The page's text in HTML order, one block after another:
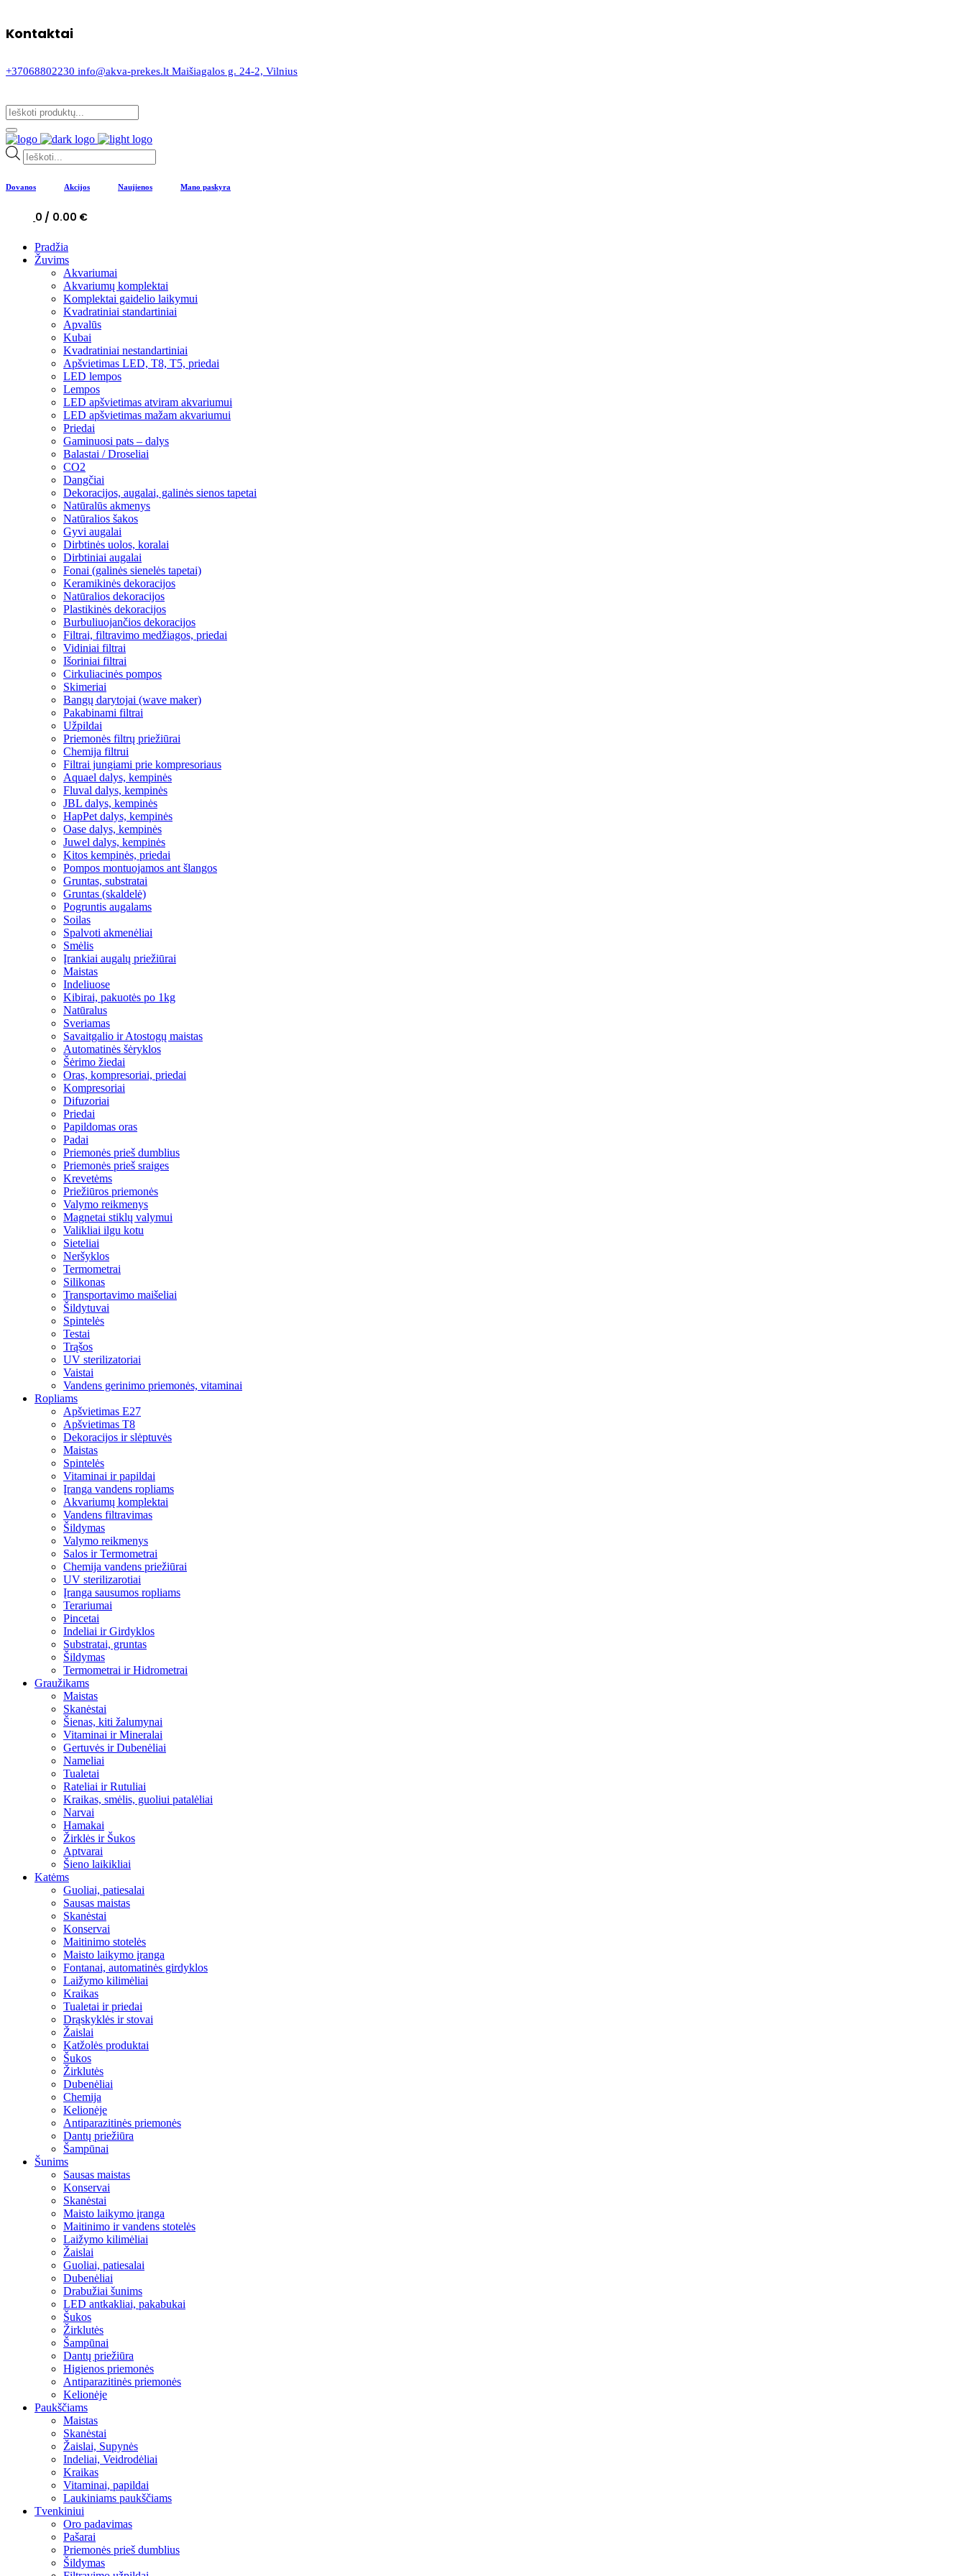
Kontaktai
+37068802230 info@akva-prekes.lt Maišiagalos g. 24-2, Vilnius
Products
search
Dovanos Akcijos Naujienos Mano paskyra
0 0.00 €
Pradžia
Žuvims
Akvariumai
Akvariumų komplektai
Komplektai gaidelio laikymui
Kvadratiniai standartiniai
Apvalūs
Kubai
Kvadratiniai nestandartiniai
Apšvietimas LED, T8, T5, priedai
LED lempos
Lempos
LED apšvietimas atviram akvariumui
LED apšvietimas mažam akvariumui
Priedai
Gaminuosi pats – dalys
Balastai / Droseliai
CO2
Dangčiai
Dekoracijos, augalai, galinės sienos tapetai
Natūralūs akmenys
Natūralios šakos
Gyvi augalai
Dirbtinės uolos, koralai
Dirbtiniai augalai
Fonai (galinės sienelės tapetai)
Keramikinės dekoracijos
Natūralios dekoracijos
Plastikinės dekoracijos
Burbuliuojančios dekoracijos
Filtrai, filtravimo medžiagos, priedai
Vidiniai filtrai
Išoriniai filtrai
Cirkuliacinės pompos
Skimeriai
Bangų darytojai (wave maker)
Pakabinami filtrai
Užpildai
Priemonės filtrų priežiūrai
Chemija filtrui
Filtrai jungiami prie kompresoriaus
Aquael dalys, kempinės
Fluval dalys, kempinės
JBL dalys, kempinės
HapPet dalys, kempinės
Oase dalys, kempinės
Juwel dalys, kempinės
Kitos kempinės, priedai
Pompos montuojamos ant šlangos
Gruntas, substratai
Gruntas (skaldelė)
Pogruntis augalams
Soilas
Spalvoti akmenėliai
Smėlis
Įrankiai augalų priežiūrai
Maistas
Indeliuose
Kibirai, pakuotės po 1kg
Natūralus
Sveriamas
Savaitgalio ir Atostogų maistas
Automatinės šėryklos
Šėrimo žiedai
Oras, kompresoriai, priedai
Kompresoriai
Difuzoriai
Priedai
Papildomas oras
Padai
Priemonės prieš dumblius
Priemonės prieš sraiges
Krevetėms
Priežiūros priemonės
Valymo reikmenys
Magnetai stiklų valymui
Valikliai ilgu kotu
Sieteliai
Neršyklos
Termometrai
Silikonas
Transportavimo maišeliai
Šildytuvai
Spintelės
Testai
Trąšos
UV sterilizatoriai
Vaistai
Vandens gerinimo priemonės, vitaminai
Ropliams
Apšvietimas E27
Apšvietimas T8
Dekoracijos ir slėptuvės
Maistas
Spintelės
Vitaminai ir papildai
Įranga vandens ropliams
Akvariumų komplektai
Vandens filtravimas
Šildymas
Valymo reikmenys
Salos ir Termometrai
Chemija vandens priežiūrai
UV sterilizarotiai
Įranga sausumos ropliams
Terariumai
Pincetai
Indeliai ir Girdyklos
Substratai, gruntas
Šildymas
Termometrai ir Hidrometrai
Graužikams
Maistas
Skanėstai
Šienas, kiti žalumynai
Vitaminai ir Mineralai
Gertuvės ir Dubenėliai
Nameliai
Tualetai
Rateliai ir Rutuliai
Kraikas, smėlis, guoliui patalėliai
Narvai
Hamakai
Žirklės ir Šukos
Aptvarai
Šieno laikikliai
Katėms
Guoliai, patiesalai
Sausas maistas
Skanėstai
Konservai
Maitinimo stotelės
Maisto laikymo įranga
Fontanai, automatinės girdyklos
Laižymo kilimėliai
Kraikas
Tualetai ir priedai
Drąskyklės ir stovai
Žaislai
Katžolės produktai
Šukos
Žirklutės
Dubenėliai
Chemija
Kelionėje
Antiparazitinės priemonės
Dantų priežiūra
Šampūnai
Šunims
Sausas maistas
Konservai
Skanėstai
Maisto laikymo įranga
Maitinimo ir vandens stotelės
Laižymo kilimėliai
Žaislai
Guoliai, patiesalai
Dubenėliai
Drabužiai šunims
LED antkakliai, pakabukai
Šukos
Žirklutės
Šampūnai
Dantų priežiūra
Higienos priemonės
Antiparazitinės priemonės
Kelionėje
Paukščiams
Maistas
Skanėstai
Žaislai, Supynės
Indeliai, Veidrodėliai
Kraikas
Vitaminai, papildai
Laukiniams paukščiams
Tvenkiniui
Oro padavimas
Pašarai
Priemonės prieš dumblius
Šildymas